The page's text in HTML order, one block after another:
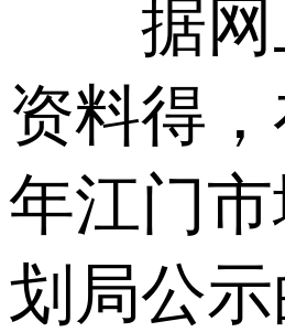
据网
资料得，
年江门
划局公